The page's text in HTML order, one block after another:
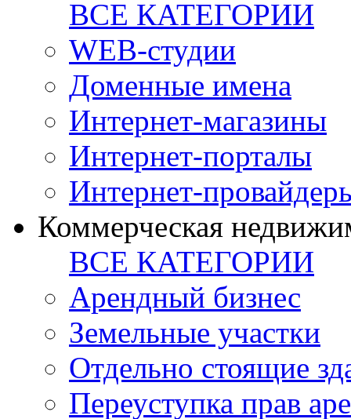
ВСЕ КАТЕГОРИИ
WEB-студии
Доменные имена
Интернет-магазины
Интернет-порталы
Интернет-
Коммерческая
ВСЕ КАТЕГОРИИ
Арендный бизнес
Земельные участки
Отдельно стоящие
Переуступка прав